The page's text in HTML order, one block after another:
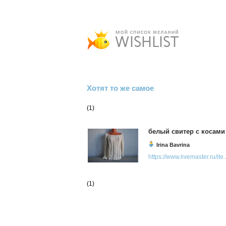
Хотят то же самое
(1)
белый свитер с косами
Irina Bavrina
https://www.livemaster.ru/
(1)